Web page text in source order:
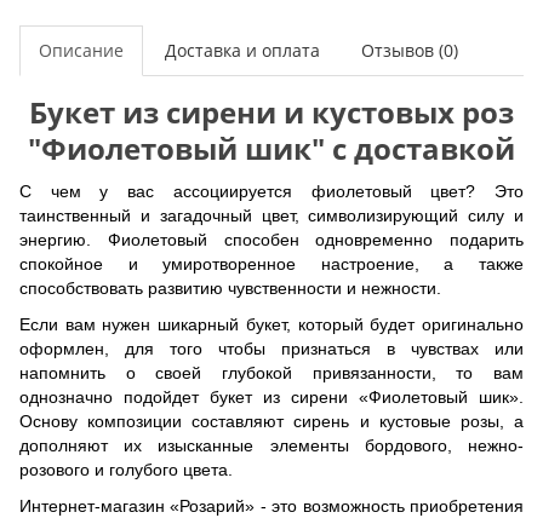
Описание Доставка и оплата Отзывов (0)
Букет из сирени и кустовых роз
"Фиолетовый шик" с доставкой
С чем у вас ассоциируется фиолетовый цвет? Это
таинственный и загадочный цвет, символизирующий силу и
энергию. Фиолетовый способен одновременно подарить
спокойное и умиротворенное настроение, а также
способствовать развитию чувственности и нежности.
Если вам нужен шикарный букет, который будет оригинально
оформлен, для того чтобы признаться в чувствах или
напомнить о своей глубокой привязанности, то вам
однозначно подойдет букет из сирени «Фиолетовый шик».
Основу композиции составляют сирень и кустовые розы, а
дополняют их изысканные элементы бордового, нежно-
розового и голубого цвета.
Интернет-магазин «Розарий» - это возможность приобретения